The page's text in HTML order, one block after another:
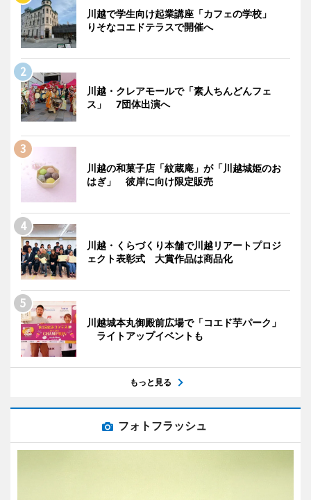
川越で学生向け起業講座「カフェの学校」
りそなコエドテラスで開催へ
川越・クレアモールで「素人ちんどんフェ
ス」 7団体出演へ
川越の和菓子店「紋蔵庵」が「川越城姫のお
はぎ」 彼岸に向け限定販売
川越・くらづくり本舗で川越リアートプロジ
ェクト表彰式 大賞作品は商品化
川越城本丸御殿前広場で「コエド芋パーク」
ライトアップイベントも
もっと見る
フォトフラッシュ